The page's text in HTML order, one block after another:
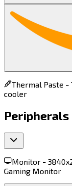
Thermal Paste -
cooler
Peripherals
Monitor -
Gaming Monitor​​​​‌ ‍ ​‍​‍‌‍ ‌ ​‍‌‍‍‌‌‍‌ ‌‍‍‌‌‍ ‍​‍​‍​ ‍‍​‍​‍‌ ​ ‌‍​‌‌‍ ‍‌‍‍‌‌ ‌​‌ ‍‌​‍ ‍‌‍‍‌‌‍ ​‍​‍​‍ ​​‍​‍‌‍‍​‌ ​‍‌‍‌‌‌‍‌‍​‍​‍​ ‍‍​‍​‍​‍ ‌‍​‌‌‍‌​‌‍ ‌‌‍‍‌‌‍ ‍​‍ ‌‍‍‌‌‍ ‍‌ ‌​‌‍‌‌‌‍ ‍‌ ‌​​‍ ‌‍‌‌‌‍‌​‌‍‍‌‌ ‌​​‍ ‌‍ ‌‌‍ ‌‍‌​‌‍‌‌​ ‌‌ ​​‌ ​‍‌‍‌‌‌ ​ ‌‍‌‌‌‍ ‍‌ ‌​‌‍​‌‌ ‌​‌‍‍‌‌‍ ‌‍ ‍​ ‍ ‌‍‍‌‌‍‌​​ ‌‌‍​‌‌‍‌‌​ ​ ‌‍​ ​ ‌ ​ ​‌‌‍‌‍​ ​‍​‍ ‌​ ​​‌‍​‌‌‍​‍‌‍‌‍​‍ ‌​ ‌​​ ​‍‌‍‌‌​ ‌​​‍ ‌​ ‍‌‌‍‌​​ ‌‍​ ‍‌​‍ ‌​ ‍​‌‍​‌​ ‍‌​ ‌‌​ ‌​​ ‍‌​ ​‍‌‍​‌​ ​‍​ ‌‌‌‍​‍​ ‌​​ ‍ ‌ ‌​‌ ‍‌‌ ​​‌‍‌‌​ ‌‌‍ ‌‌‍ ‌‍ ‍‌‍‍‌‌ ‌​‌‍ ‌ ​‍​ ‍ ‌ ​​‌‍​‌‌ ‌​‌‍‍​​ ‌‌‍ ‍‌‍​‌‌‍ ‌‌‍‌‌​ ‌‍​‍‌‍​‌‌ ​ ‌‍‌‌‌‌‌‌‌ ​‍‌‍ ​​ ‌​‍‌‌​ ​‍‌​‌‍‌‍​‌‌‍‌​‌‍ ‌‌‍‍‌‌‍ ‍​‍‌‍‌‍‍‌‌‍‌​​ ‌‌‍​‌‌‍‌‌​ ​ ‌‍​ ​ ‌ ​ ​‌‌‍‌‍​ ​‍​‍ ‌​ ​​‌‍​‌‌‍​‍‌‍‌‍​‍ ‌​ ‌​​ ​‍‌‍‌‌​ ‌​​‍ ‌​ ‍‌‌‍‌​​ ‌‍​ ‍‌​‍ ‌​ ‍​‌‍​‌​ ‍‌​ ‌‌​ ‌​​ ‍‌​ ​‍‌‍​‌​ ​‍​ ‌‌‌‍​‍​ ‌​​‍‌‍‌ ‌​‌ ‍‌‌ ​​‌‍‌‌​ ‌‌‍ ‌‌‍ ‌‍ ‍‌‍‍‌‌ ‌​‌‍ ‌ ​‍​‍‌‍‌ ​​‌‍​‌‌ ‌​‌‍‍​​ ‌‌‍ ‍‌‍​‌‌‍ ‌‌‍‌‌​‍‌‍‌ ​​‌‍‌‌‌ ​‍‌ ​ ‌ ​​‌‍‌‌‌‍​ ‌ ‌​‌‍‍‌‌ ‌‍‌‍‌‌​ ‌‌ ​​‌ ‌‌‌‍​‍‌‍ ​‌‍‍‌‌ ​ ‌‍‍​‌‍‌‌‌‍‌​​‍​‍‌ ‌